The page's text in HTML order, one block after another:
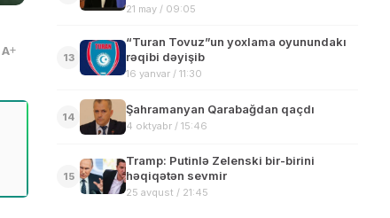
A
21 may / 09:05
13
“Turan Tovuz”un yoxlama oyunundakı
rəqibi dəyişib
16 yanvar / 11:30
14
Şahramanyan Qarabağdan qaçdı
4 oktyabr / 15:46
15
Tramp: Putinlə Zelenski bir-birini
həqiqətən sevmir
25 avqust / 21:45